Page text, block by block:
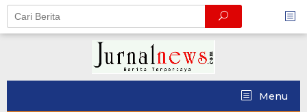
Skip
content
Menu